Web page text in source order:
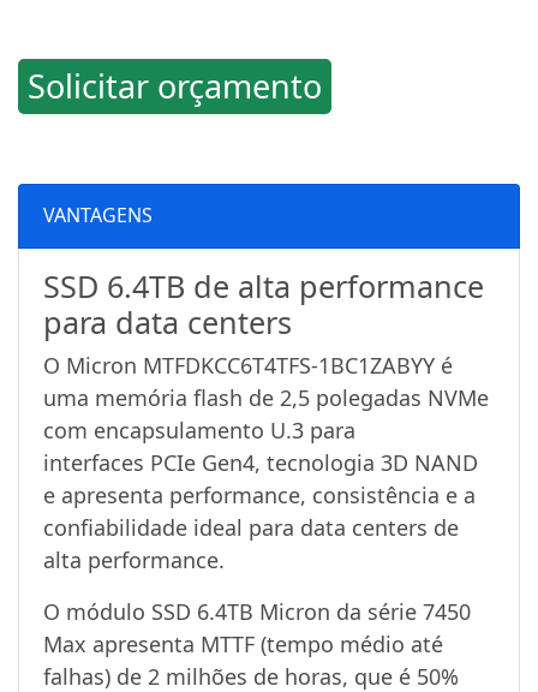
Solicitar orçamento
VANTAGENS
SSD 6.4TB de alta performance
para data centers
O Micron MTFDKCC6T4TFS-1BC1ZABYY é
uma memória flash de 2,5 polegadas NVMe
com encapsulamento U.3 para
interfaces PCIe Gen4, tecnologia 3D NAND
e apresenta performance, consistência e a
confiabilidade ideal para data centers de
alta performance.
O módulo SSD 6.4TB Micron da série 7450
Max apresenta MTTF (tempo médio até
falhas) de 2 milhões de horas, que é 50%